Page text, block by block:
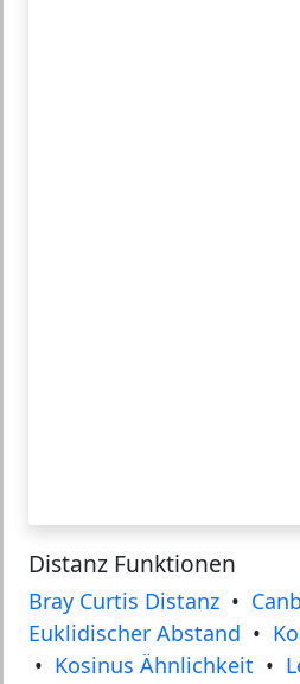
Distanz Funktionen
Bray Curtis Distanz •
Euklidischer Abstand •
• Kosinus Ähnlichkeit •